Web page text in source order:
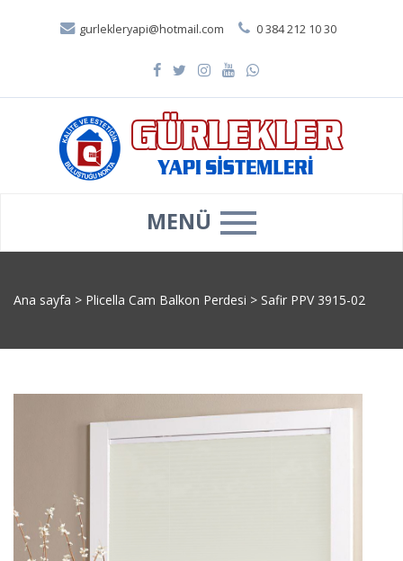
gurlekleryapi@hotmail.com 0 384 212 10 30
MENÜ
Ana sayfa > Plicella Cam Balkon Perdesi > Safir PPV 3915-02